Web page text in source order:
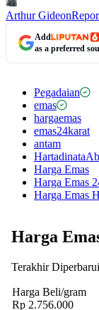
Arthur Gideon
Add
as a preferred
Pegadaian
emas
hargaemas
emas24karat
antam
Harga Emas
Harga Emas
Harga Emas